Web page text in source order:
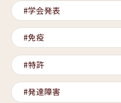
学会発表
免疫
特許
発達障害